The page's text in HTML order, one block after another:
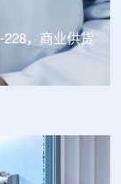
电子束固